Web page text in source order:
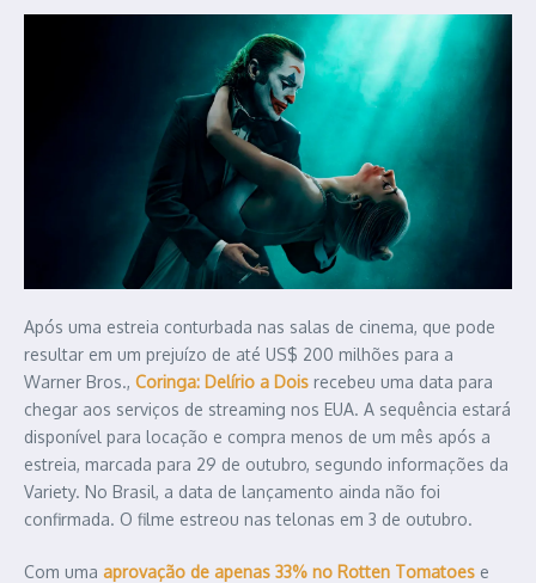
Após uma estreia conturbada nas salas de cinema, que pode
resultar em um prejuízo de até US$ 200 milhões para a
Warner Bros., Coringa: Delírio a Dois recebeu uma data para
chegar aos serviços de streaming nos EUA. A sequência estará
disponível para locação e compra menos de um mês após a
estreia, marcada para 29 de outubro, segundo informações da
Variety. No Brasil, a data de lançamento ainda não foi
confirmada. O filme estreou nas telonas em 3 de outubro.
Com uma aprovação de apenas 33% no Rotten Tomatoes e